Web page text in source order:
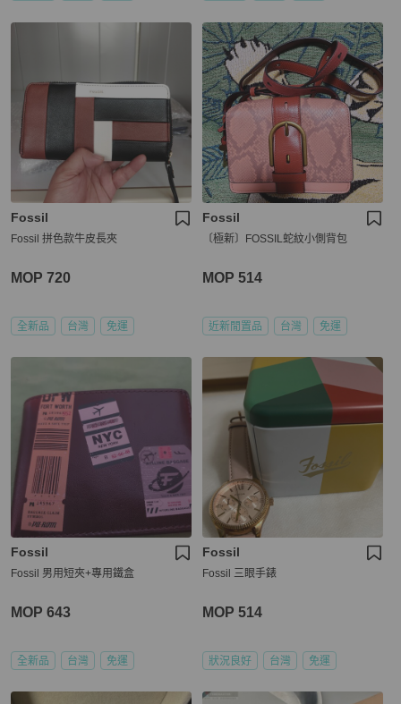
Fossil
Fossil 拼色款牛皮長夾
MOP 720
全新品 台灣 免運
Fossil
〔極新〕FOSSIL蛇紋小側背包
MOP 514
近新閒置品 台灣 免運
Fossil
Fossil 男用短夾+專用鐵盒
MOP 643
全新品 台灣 免運
Fossil
Fossil 三眼手錶
MOP 514
狀況良好 台灣 免運